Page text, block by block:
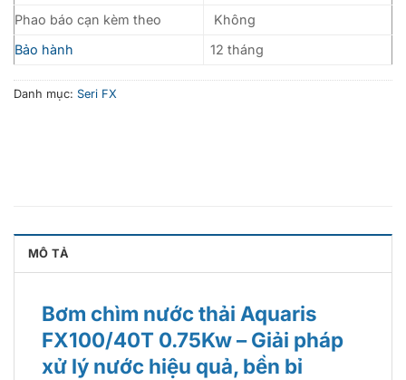
Phao báo cạn kèm theo
Không
Bảo hành
12 tháng
Danh mục: Seri FX
MÔ TẢ
Bơm chìm nước thải Aquaris
FX100/40T 0.75Kw – Giải pháp
xử lý nước hiệu quả, bền bỉ